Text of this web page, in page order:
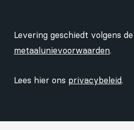
Levering geschiedt volgens de
metaalunievoorwaarden.
Lees hier ons privacybeleid.